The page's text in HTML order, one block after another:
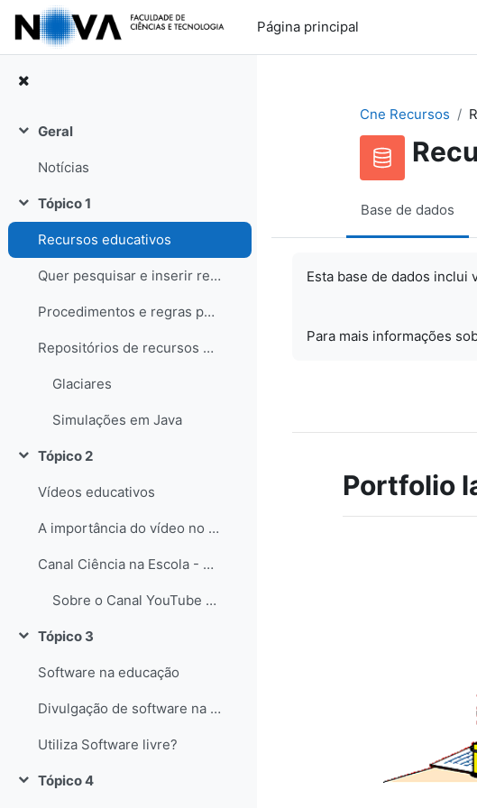
Ir para o conteúdo principal
Página principal
Contrair
Geral
Notícias
Contrair
Tópico 1
Recursos educativos
Quer pesquisar e inserir recursos? Saiba como!
Procedimentos e regras para os recursos
Repositórios de recursos educativos
Glaciares
Simulações em Java
Contrair
Tópico 2
Vídeos educativos
A importância do vídeo no Ensino das Ciências
Canal Ciência na Escola - YouTube
Sobre o Canal YouTube Ciência na Escola
Contrair
Tópico 3
Software na educação
Divulgação de software na educação
Utiliza Software livre?
Contrair
Tópico 4
Cne Recursos
Base de dados
Esta base de dados inclui
Para mais informações
Portfolio